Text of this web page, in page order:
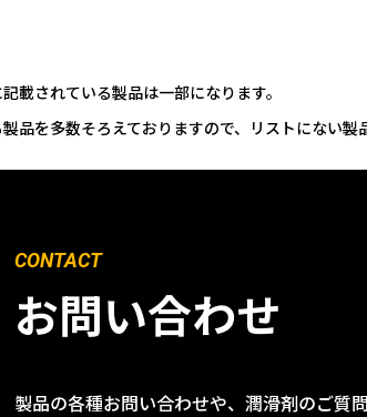
載されている製品は一部になります。
品を多数そろえておりますので、リストにない
CONTACT
お問い合わせ
製品の各種お問い合わせや、潤滑剤のご質